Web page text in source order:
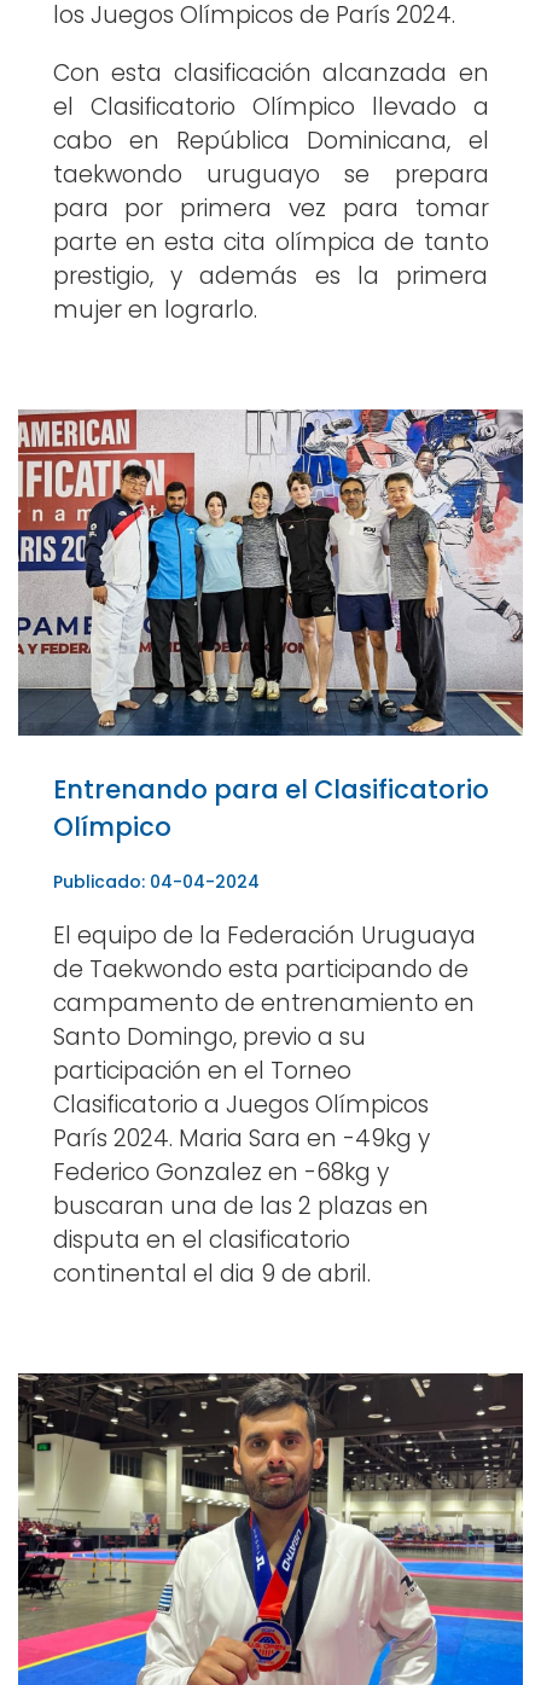
los Juegos Olímpicos de París 2024.
Con esta clasificación alcanzada en
el Clasificatorio Olímpico llevado a
cabo en República Dominicana, el
taekwondo uruguayo se prepara
para por primera vez para tomar
parte en esta cita olímpica de tanto
prestigio, y además es la primera
mujer en lograrlo.
Entrenando para el Clasificatorio
Olímpico
Publicado: 04-04-2024
El equipo de la Federación Uruguaya
de Taekwondo esta participando de
campamento de entrenamiento en
Santo Domingo, previo a su
participación en el Torneo
Clasificatorio a Juegos Olímpicos
París 2024. Maria Sara en -49kg y
Federico Gonzalez en -68kg y
buscaran una de las 2 plazas en
disputa en el clasificatorio
continental el dia 9 de abril.